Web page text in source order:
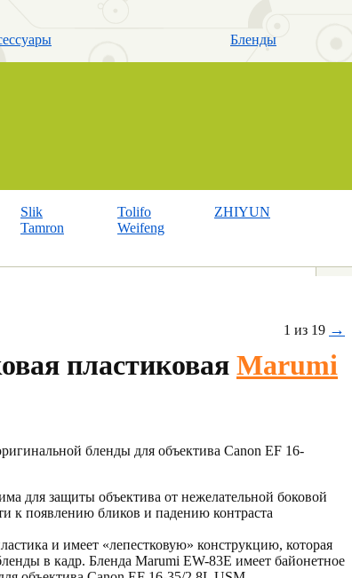
Бленды
Slik
Tamron
Tolifo
Weifeng
ZHIYUN
1 из 19 →
пластиковая Marumi
бленды для объектива Canon EF 16-
для защиты объектива от нежелательной боковой
к появлению бликов и падению контраста
и имеет «лепестковую» конструкцию, которая
в кадр. Бленда Marumi EW-83E имеет байонетное